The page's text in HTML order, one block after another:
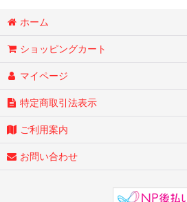
ホーム
ショッピングカート
マイページ
特定商取引法表示
ご利用案内
お問い合わせ